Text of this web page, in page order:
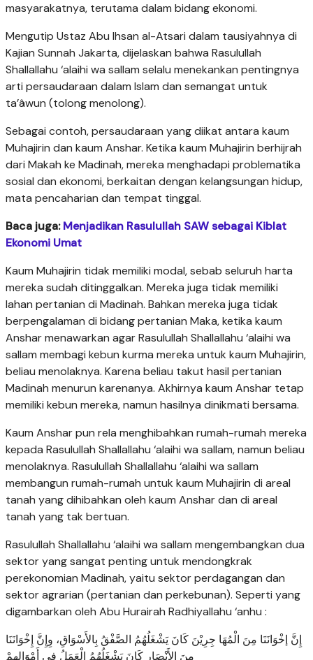
masyarakatnya, terutama dalam bidang ekonomi.
Mengutip Ustaz Abu Ihsan al-Atsari dalam tausiyahnya di
Kajian Sunnah Jakarta, dijelaskan bahwa Rasulullah
Shallallahu ‘alaihi wa sallam selalu menekankan pentingnya
arti persaudaraan dalam Islam dan semangat untuk
ta’âwun (tolong menolong).
Sebagai contoh, persaudaraan yang diikat antara kaum
Muhajirin dan kaum Anshar. Ketika kaum Muhajirin berhijrah
dari Makah ke Madinah, mereka menghadapi problematika
sosial dan ekonomi, berkaitan dengan kelangsungan hidup,
mata pencaharian dan tempat tinggal.
Baca juga:Menjadikan Rasulullah SAW sebagai Kiblat
Ekonomi Umat
Kaum Muhajirin tidak memiliki modal, sebab seluruh harta
mereka sudah ditinggalkan. Mereka juga tidak memiliki
lahan pertanian di Madinah. Bahkan mereka juga tidak
berpengalaman di bidang pertanian Maka, ketika kaum
Anshar menawarkan agar Rasulullah Shallallahu ‘alaihi wa
sallam membagi kebun kurma mereka untuk kaum Muhajirin,
beliau menolaknya. Karena beliau takut hasil pertanian
Madinah menurun karenanya. Akhirnya kaum Anshar tetap
memiliki kebun mereka, namun hasilnya dinikmati bersama.
Kaum Anshar pun rela menghibahkan rumah-rumah mereka
kepada Rasulullah Shallallahu ‘alaihi wa sallam, namun beliau
menolaknya. Rasulullah Shallallahu ‘alaihi wa sallam
membangun rumah-rumah untuk kaum Muhajirin di areal
tanah yang dihibahkan oleh kaum Anshar dan di areal
tanah yang tak bertuan.
Rasulullah Shallallahu ‘alaihi wa sallam mengembangkan dua
sektor yang sangat penting untuk mendongkrak
perekonomian Madinah, yaitu sektor perdagangan dan
sektor agrarian (pertanian dan perkebunan). Seperti yang
digambarkan oleh Abu Hurairah Radhiyallahu ‘anhu :
إِنَّ إخْوَانَنَا مِنَ الْمُهَا جِرِيْنَ كَانَ يَشْغَلُهُمُ الصَّفْقُ بِالأَسْوَاقِ، وِإِنَّ إِخْوَانَنَا
مِنَ الأَنْصَارِ كَانَ يَشْغَلُهُمُ الْعَمَلُ فِى أَمْوَالِهِمْ